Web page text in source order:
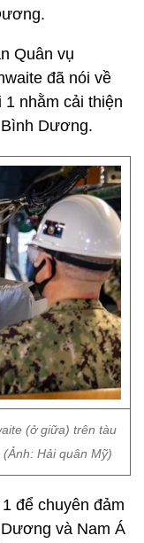
Quân vụ
đã nói về
nhằm cải thiện
Dương.
(ở giữa) trên tàu
Hải quân Mỹ)
để chuyên đảm
và Nam Á